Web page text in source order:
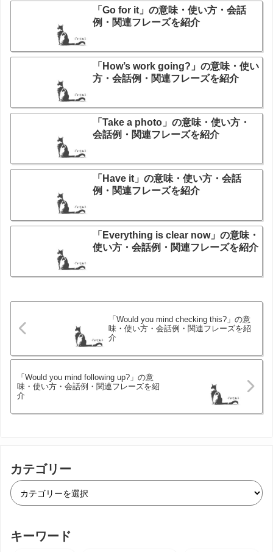
「Go for it」の意味・使い方・会話
例・関連フレーズを紹介
「How’s work going?」の意味・使い
方・会話例・関連フレーズを紹介
「Take a photo」の意味・使い方・
会話例・関連フレーズを紹介
「Have it」の意味・使い方・会話
例・関連フレーズを紹介
「Everything is clear now」の意味・
使い方・会話例・関連フレーズを紹介
「Would you mind checking this?」の意
味・使い方・会話例・関連フレーズを紹
介
「Would you mind following up?」の意
味・使い方・会話例・関連フレーズを紹
介
カテゴリー
キーワード